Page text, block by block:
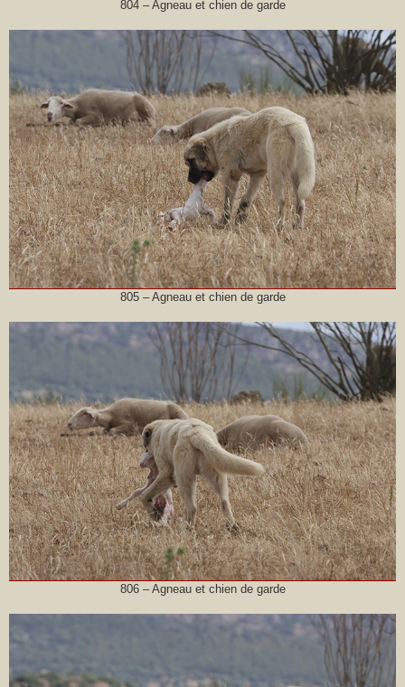
804 – Agneau et chien de garde
805 – Agneau et chien de garde
806 – Agneau et chien de garde